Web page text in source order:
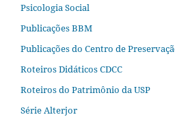
Psicologia Social
Publicações BBM
Publicações do Centro de
Roteiros Didáticos CDCC
Roteiros do Patrimônio da USP
Série Alterjor